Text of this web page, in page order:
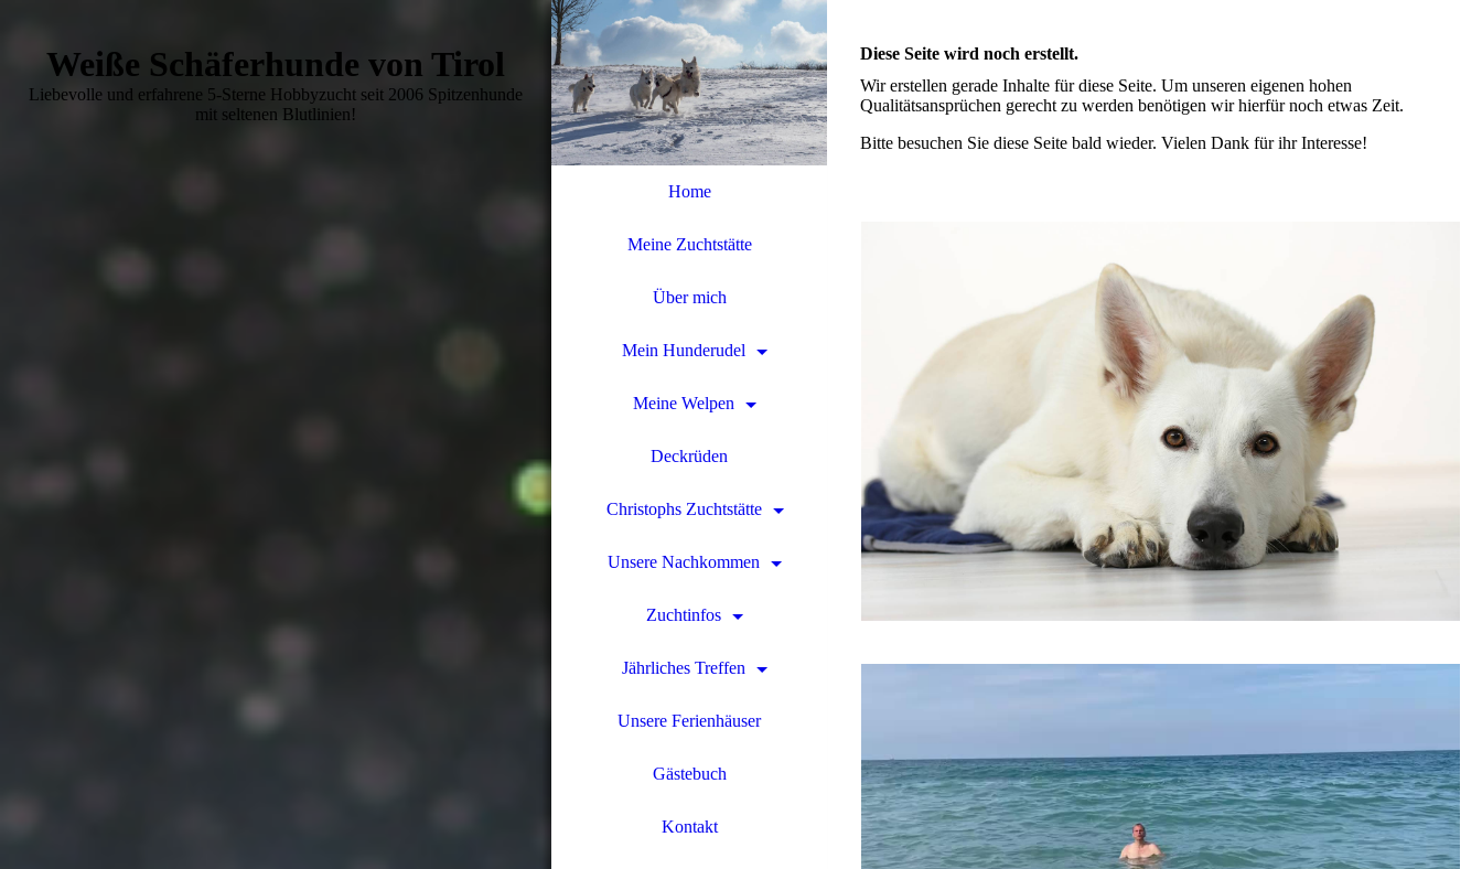
Weiße Schäferhunde von Tirol
Liebevolle und erfahrene 5-Sterne Hobbyzucht seit 2006 Spitzenhunde
mit seltenen Blutlinien!
Home
Meine Zuchtstätte
Über mich
Mein Hunderudel
Meine Welpen
Deckrüden
Christophs Zuchtstätte
Unsere Nachkommen
Zuchtinfos
Jährliches Treffen
Unsere Ferienhäuser
Gästebuch
Kontakt
Diese Seite wird noch erstellt.
Wir erstellen gerade Inhalte für diese Seite. Um unseren eigenen hohen
Qualitätsansprüchen gerecht zu werden benötigen wir hierfür noch etwas Zeit.
Bitte besuchen Sie diese Seite bald wieder. Vielen Dank für ihr Interesse!